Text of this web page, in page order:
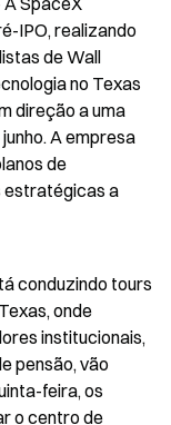
IPO, realizando
de Wall
no Texas
direção a uma
A empresa
de
estratégicas a
conduzindo tours
onde
institucionais,
pensão, vão
feira, os
o centro de